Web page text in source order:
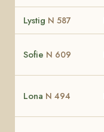
Lystig N 587
Sofie N 609
Lona N 494